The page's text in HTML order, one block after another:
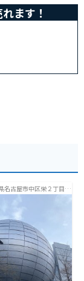
ます！
名古屋市中区栄２丁目１